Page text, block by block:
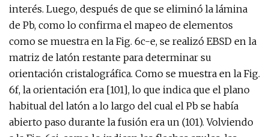
interés. Luego, después de que se eliminó la lámina
de Pb, como lo confirma el mapeo de elementos
como se muestra en la Fig. 6c-e, se realizó EBSD en la
matriz de latón restante para determinar su
orientación cristalográfica. Como se muestra en la Fig.
6f, la orientación era [101], lo que indica que el plano
habitual del latón a lo largo del cual el Pb se había
abierto paso durante la fusión era un (101). Volviendo